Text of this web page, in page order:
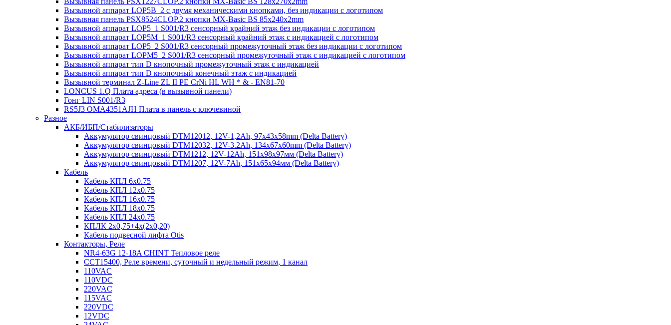
Вызывной аппарат LOP5B_2 с двумя механическими кнопками, без индикации с логотипом
Вызывная панель PSX8524CLOP.2 кнопки MX-Basic BS 85х240х2mm
Вызывной аппарат LOP5_1 S001/R3 сенсорный крайний этаж без индикации с логотипом
Вызывной аппарат LOP5M_1 S001/R3 сенсорный крайний этаж с индикацией с логотипом
Вызывной аппарат LOP5_2 S001/R3 сенсорный промежуточный этаж без индикации с логотипом
Вызывной аппарат LOPM5_2 S001/R3 сенсорный промежуточный этаж с индикацией с логотипом
Вызывной аппарат тип D кнопочный промежуточный этаж с индикацией
Вызывной аппарат тип D кнопочный конечный этаж с индикацией
Вызывной терминал Z-Line ZL II PE CrNi HL WH * & - EN81-70
LONCUS 1.Q Плата адреса (в вызывной панели)
Гонг LIN S001/R3
RS5J3 OMA4351AJH Плата в панель с ключевиной
Разное
АКБ/ИБП/Стабилизаторы
Аккумулятор свинцовый DTM12012, 12V-1,2Ah, 97х43х58mm (Delta Battery)
Аккумулятор свинцовый DTM12032, 12V-3.2Ah, 134x67x60mm (Delta Battery)
Аккумулятор свинцовый DTM1212, 12V-12Ah, 151х98х97мм (Delta Battery)
Аккумулятор свинцовый DTM1207, 12V-7Ah, 151х65х94мм (Delta Battery)
Кабель
Кабель КПЛ 6х0.75
Кабель КПЛ 12х0.75
Кабель КПЛ 16х0.75
Кабель КПЛ 18х0.75
Кабель КПЛ 24х0.75
КПЛК 2х0,75+4х(2х0,20)
Кабель подвесной лифта Otis
Контакторы, Реле
NR4-63G 12-18A CHINT Тепловое реле
CCT15400, Реле времени, суточный и недельный режим, 1 канал
110VAC
110VDC
220VAC
115VAC
220VDC
12VDC